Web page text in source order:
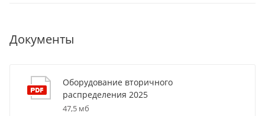
Документы
Оборудование вторичного
распределения 2025
47,5 мб